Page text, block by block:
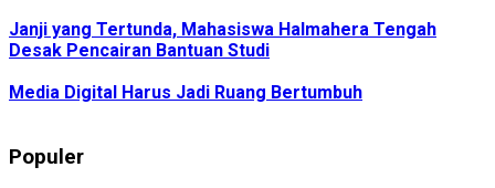
Janji yang Tertunda, Mahasiswa Halmahera Tengah
Desak Pencairan Bantuan Studi
Media Digital Harus Jadi Ruang Bertumbuh
Populer